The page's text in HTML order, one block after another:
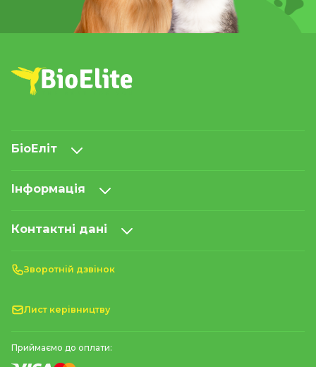
БіоЕліт
Інформація
Контактні дані
Зворотній дзвінок
Лист керівництву
Приймаємо до оплати: